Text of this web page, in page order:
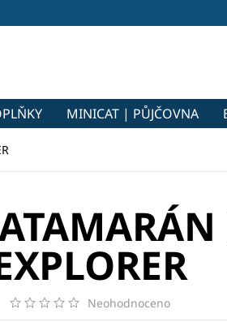
MINICAT | PŮJČOVNA
Neohodnoceno